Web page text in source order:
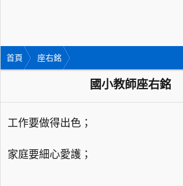
首頁 座右銘
國小教師座右銘
工作要做得出色；
家庭要細心愛護；